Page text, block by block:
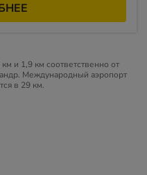
и 1,9 км соответственно от
Международный аэропорт
в 29 км.